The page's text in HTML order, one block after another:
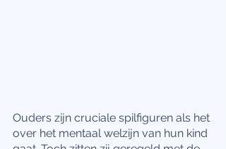
Ouders zijn cruciale spilfiguren als het
over het mentaal welzijn van hun kind